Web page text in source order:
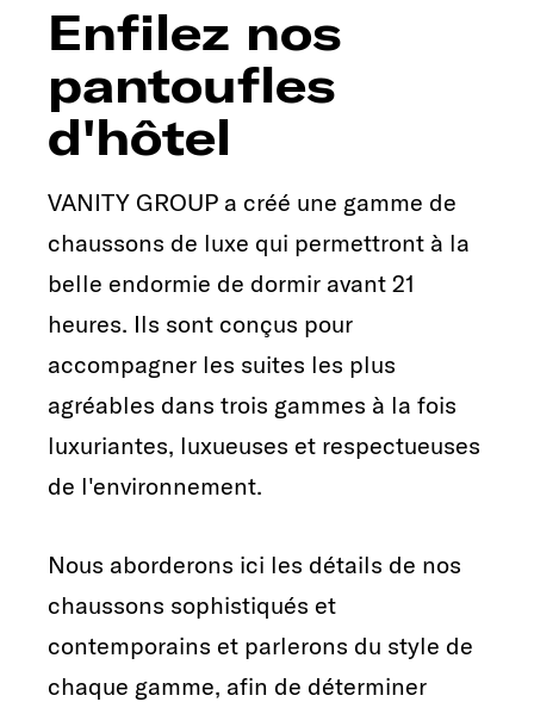
Enfilez nos
pantoufles
d'hôtel
VANITY GROUP a créé une gamme de
chaussons de luxe qui permettront à la
belle endormie de dormir avant 21
heures. Ils sont conçus pour
accompagner les suites les plus
agréables dans trois gammes à la fois
luxuriantes, luxueuses et respectueuses
de l'environnement.
Nous aborderons ici les détails de nos
chaussons sophistiqués et
contemporains et parlerons du style de
chaque gamme, afin de déterminer